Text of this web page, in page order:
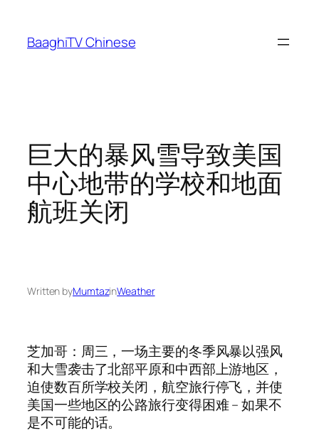
content
BaaghiTV Chinese
巨大的暴风雪导致美国
中心地带的学校和地面
航班关闭
Written byMumtazinWeather
芝加哥：周三，一场主要的冬季风暴以强风
和大雪袭击了北部平原和中西部上游地区，
迫使数百所学校关闭，航空旅行停飞，并使
美国一些地区的公路旅行变得困难 – 如果不
是不可能的话。